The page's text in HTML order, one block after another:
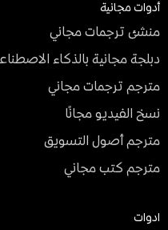
أدوات مجانية
منشئ ترجمات مجاني
دبلجة مجانية بالذكاء
مترجم ترجمات مجاني
نسخ الفيديو مجانًا
مترجم أصول التسويق
مترجم كتب مجاني
ادوات